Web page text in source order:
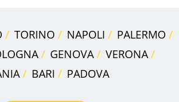
TORINO NAPOLI
PALERMO
GENOVA
VERONA
BARI PADOVA